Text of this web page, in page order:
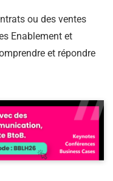
ou des ventes
Enablement et
et répondre